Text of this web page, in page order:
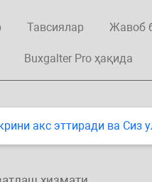
Тавсиялар Жавоб
Buxgalter Pro ҳақида
акс эттиради ва Сиз